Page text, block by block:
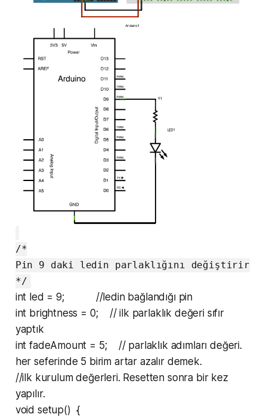
/*
Pin 9 daki ledin parlaklığını değiştirir
*/
int led = 9; //ledin bağlandığı pin
int brightness = 0; // ilk parlaklık değeri sıfır
yaptık
int fadeAmount = 5; // parlaklık adımları değeri.
her seferinde 5 birim artar azalır demek.
//ilk kurulum değerleri. Resetten sonra bir kez
yapılır.
void setup() {